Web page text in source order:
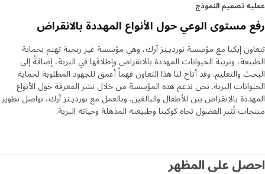
تصميم النموذج
مستوى الوعي حول الأنواع المهددة بالانقراض
إيكيا مع مؤسسة نورديـنز آرك، وهي مؤسسة غير ربحية تهتم بحماية
وتربية الحيوانات المهددة بالانقراض وإطلاقها في البرية، إضافةً إلى
والتعليم. وقد أتاح لنا هذا التعاون فهماً أعمق للجهود المطلوبة لحماية
البرية. نحن ندعم هذه المؤسسة من خلال نشر المعرفة حول الأنواع
بالانقراض بين الأطفال والبالغين. وبالعمل مع نورديـنز آرك، نواصل تطوير
تُثير الفضول تجاه كوكبنا وطبيعته المذهلة وحياته البرية.
على المظهر